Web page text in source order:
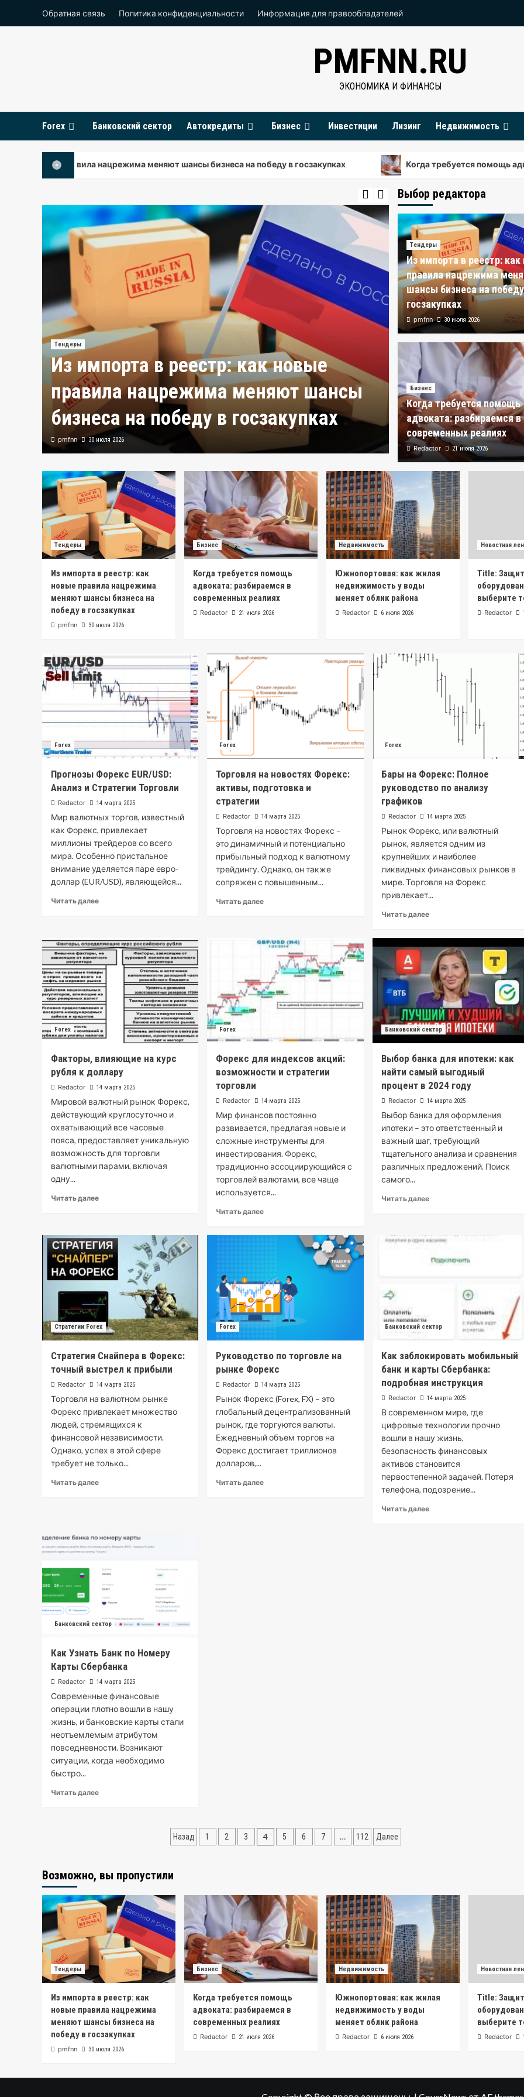
Обратная связь Политика конфиденциальности Информация для правообладателей
PMFNN.RU
ЭКОНОМИКА И ФИНАНСЫ
Forex Банковский сектор Автокредиты Бизнес Инвестиции Лизинг Недвижимость
правила нацрежима меняют шансы бизнеса на победу в госзакупках Когда требуется помощь адвоката:
Тендеры
Из импорта в реестр: как новые
правила нацрежима меняют шансы
бизнеса на победу в госзакупках
pmfnn 30 июля 2026
Бизнес
Когда
разбираемся
Redactor 21 июля 2026
Выбор редактора
Тендеры
Из импорта в реестр:
правила нацрежима
шансы бизнеса на
госзакупках
pmfnn 30 июля 2026
Бизнес
Когда требуется помощь
адвоката: разбираемся в
современных реалиях
Redactor 21 июля 2026
Тендеры
Из импорта в реестр: как
новые правила нацрежима
меняют шансы бизнеса на
победу в госзакупках
pmfnn 30 июля 2026
Бизнес
Когда требуется помощь
адвоката: разбираемся в
современных реалиях
Redactor 21 июля 2026
Недвижимость
Южнопортовая: как жилая
недвижимость у воды
меняет облик района
Redactor 6 июля 2026
Новостная
Title:
выберите
Redactor
Forex
Прогнозы Форекс EUR/USD:
Анализ и Стратегии Торговли
Redactor 14 марта 2025
Мир валютных торгов, известный
как Форекс, привлекает
миллионы трейдеров со всего
мира. Особенно пристальное
внимание уделяется паре евро-
доллар (EUR/USD), являющейся...
Читать далее
Forex
Торговля на новостях Форекс:
активы, подготовка и
стратегии
Redactor 14 марта 2025
Торговля на новостях Форекс –
это динамичный и потенциально
прибыльный подход к валютному
трейдингу. Однако, он также
сопряжен с повышенным...
Читать далее
Forex
Бары на Форекс: Полное
руководство по анализу
графиков
Redactor 14 марта 2025
Рынок Форекс, или валютный
рынок, является одним из
крупнейших и наиболее
ликвидных финансовых рынков в
мире. Торговля на Форекс
привлекает...
Читать далее
Forex
Факторы, влияющие на курс
рубля к доллару
Redactor 14 марта 2025
Мировой валютный рынок Форекс,
действующий круглосуточно и
охватывающий все часовые
пояса, предоставляет уникальную
возможность для торговли
валютными парами, включая
одну...
Читать далее
Forex
Форекс для индексов акций:
возможности и стратегии
торговли
Redactor 14 марта 2025
Мир финансов постоянно
развивается, предлагая новые и
сложные инструменты для
инвестирования. Форекс,
традиционно ассоциирующийся с
торговлей валютами, все чаще
используется...
Читать далее
Банковский сектор
Выбор банка для ипотеки: как
найти самый выгодный
процент в 2024 году
Redactor 14 марта 2025
Выбор банка для оформления
ипотеки – это ответственный и
важный шаг, требующий
тщательного анализа и сравнения
различных предложений. Поиск
самого...
Читать далее
Стратегии Forex
Стратегия Снайпера в Форекс:
точный выстрел к прибыли
Redactor 14 марта 2025
Торговля на валютном рынке
Форекс привлекает множество
людей, стремящихся к
финансовой независимости.
Однако, успех в этой сфере
требует не только...
Читать далее
Forex
Руководство по торговле на
рынке Форекс
Redactor 14 марта 2025
Рынок Форекс (Forex, FX) – это
глобальный децентрализованный
рынок, где торгуются валюты.
Ежедневный объем торгов на
Форекс достигает триллионов
долларов,...
Читать далее
Банковский сектор
Как заблокировать мобильный
банк и карты Сбербанка:
подробная инструкция
Redactor 14 марта 2025
В современном мире, где
цифровые технологии прочно
вошли в нашу жизнь,
безопасность финансовых
активов становится
первостепенной задачей. Потеря
телефона, подозрение...
Читать далее
Банковский сектор
Как Узнать Банк по Номеру
Карты Сбербанка
Redactor 14 марта 2025
Современные финансовые
операции плотно вошли в нашу
жизнь, и банковские карты стали
неотъемлемым атрибутом
повседневности. Возникают
ситуации, когда необходимо
быстро...
Читать далее
Пагинация
Назад 1 2 3 4 5 6 7 … 112 Далее
Возможно, вы пропустили
Тендеры
Из импорта в реестр: как
новые правила нацрежима
меняют шансы бизнеса на
победу в госзакупках
pmfnn 30 июля 2026
Бизнес
Когда требуется помощь
адвоката: разбираемся в
современных реалиях
Redactor 21 июля 2026
Недвижимость
Южнопортовая: как жилая
недвижимость у воды
меняет облик района
Redactor 6 июля 2026
Новостная
Title:
выберите
Redactor